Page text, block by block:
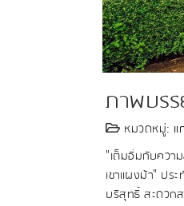
ภาพบร
หมวดหมู่: แ
"เต็มอิ่มกับควา
เขาแผงม้า" ปร
บริสุทธิ์ สะดวก